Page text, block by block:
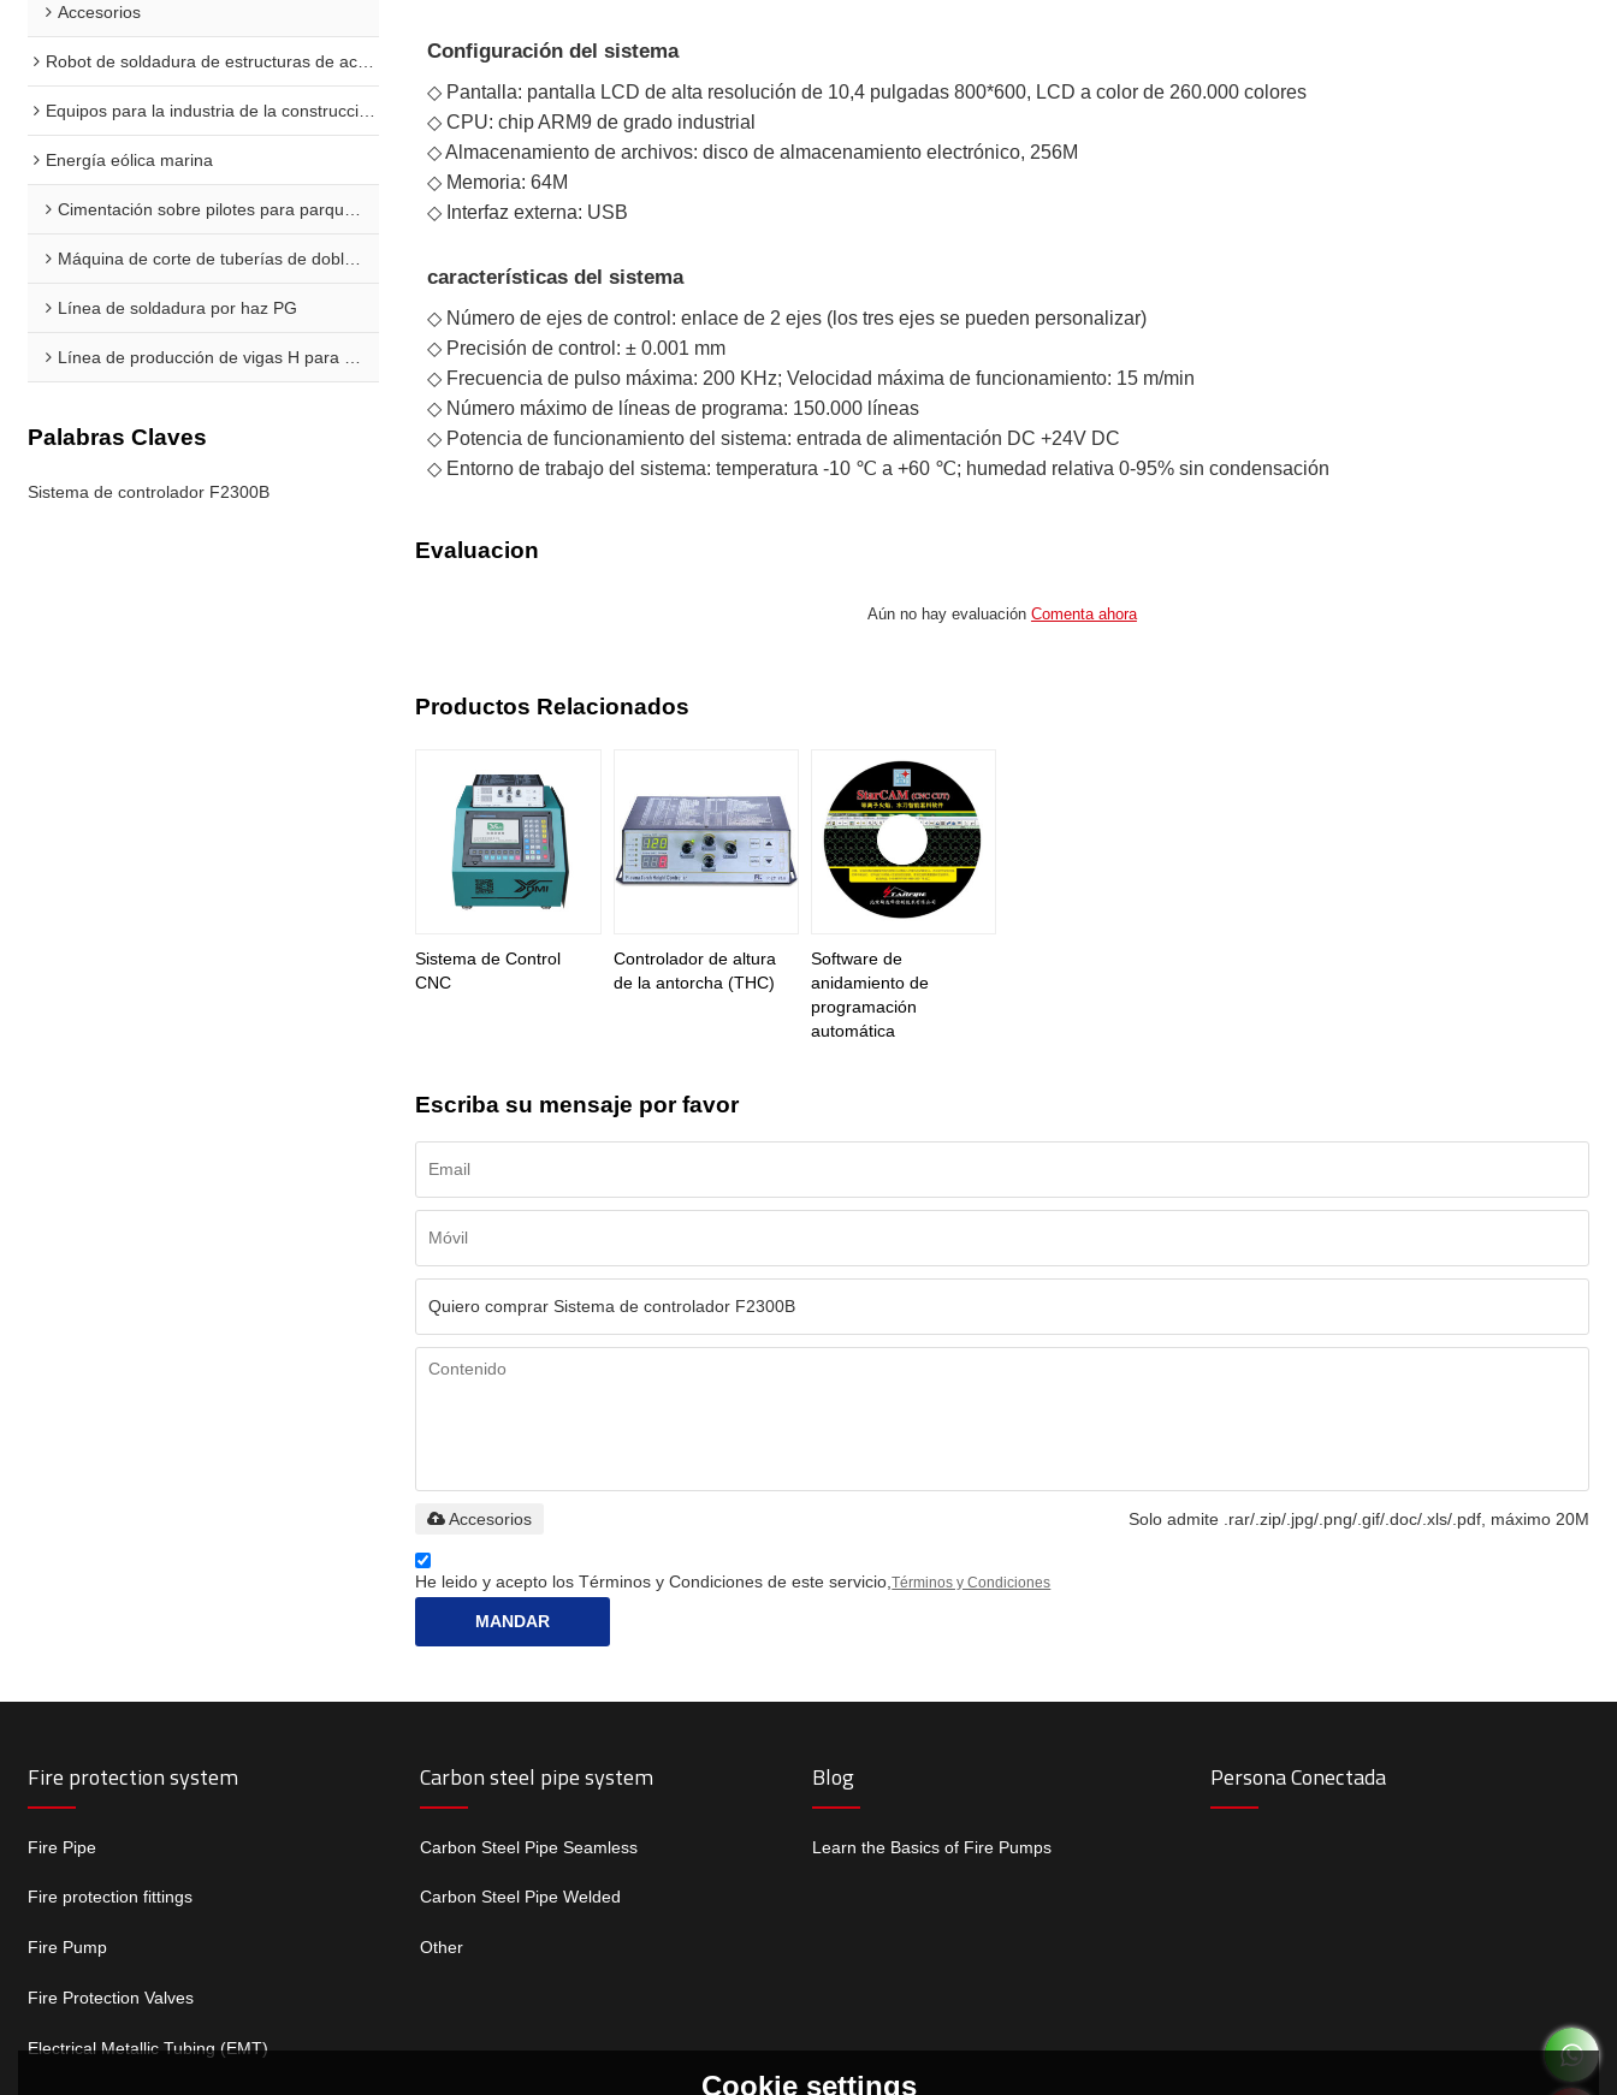
Accesorios
Robot de soldadura de estructuras de acero
Equipos para la industria de la construcción naval
Energía eólica marina
Cimentación sobre pilotes para parques eólicos marinos
Máquina de corte de tuberías de doble extremo para plataformas marinas
Línea de soldadura por haz PG
Línea de producción de vigas H para aplicaciones marinas
Palabras Claves
Sistema de controlador F2300B
Configuración del sistema
◇ Pantalla: pantalla LCD de alta resolución de 10,4 pulgadas 800*600, LCD a color de 260.000 colores
◇ CPU: chip ARM9 de grado industrial
◇ Almacenamiento de archivos: disco de almacenamiento electrónico, 256M
◇ Memoria: 64M
◇ Interfaz externa: USB
características del sistema
◇ Número de ejes de control: enlace de 2 ejes (los tres ejes se pueden personalizar)
◇ Precisión de control: ± 0.001 mm
◇ Frecuencia de pulso máxima: 200 KHz; Velocidad máxima de funcionamiento: 15 m/min
◇ Número máximo de líneas de programa: 150.000 líneas
◇ Potencia de funcionamiento del sistema: entrada de alimentación DC +24V DC
◇ Entorno de trabajo del sistema: temperatura -10 ℃ a +60 ℃; humedad relativa 0-95% sin condensación
Evaluacion
Aún no hay evaluación Comenta ahora
Productos Relacionados
Sistema de Control
CNC
Controlador de altura
de la antorcha (THC)
Software de
anidamiento de
programación
automática
Escriba su mensaje por favor
Solo admite .rar/.zip/.jpg/.png/.gif/.doc/.xls/.pdf, máximo 20M
Accesorios
He leido y acepto los Términos y Condiciones de este servicio,Términos y Condiciones
MANDAR
Fire protection system
Fire Pipe
Fire protection fittings
Fire Pump
Fire Protection Valves
Electrical Metallic Tubing (EMT)
Carbon steel pipe system
Carbon Steel Pipe Seamless
Carbon Steel Pipe Welded
Other
Blog
Learn the Basics of Fire Pumps
Persona Conectada
Cookie settings